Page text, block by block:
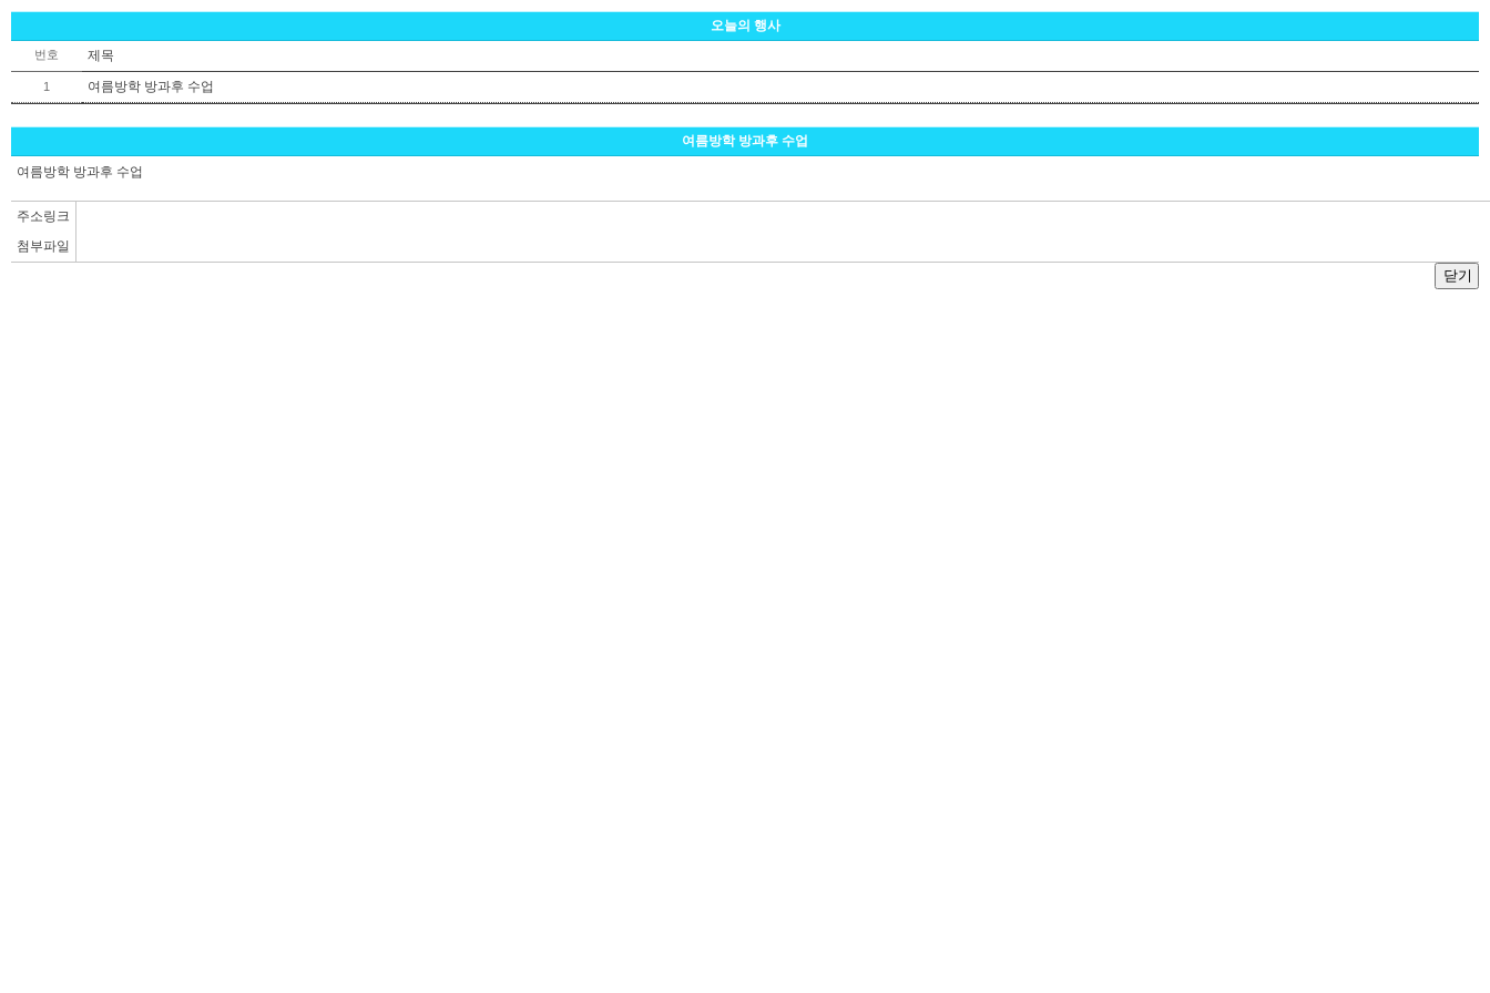
오늘의 행사
번호 제목
1 여름방학 방과후 수업
여름방학 방과후 수업
여름방학 방과후 수업
주소링크
첨부파일